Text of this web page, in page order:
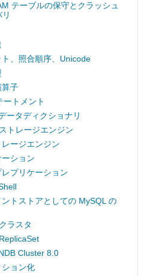
テーブルの保守とクラッシュ
リ
、照合順序、Unicode
算子
ートメント
ータディクショナリ
トレージエンジン
ージエンジン
ーション
プリケーション
ントストアとしての MySQL の
ラスタ
Cluster 8.0
ョン化